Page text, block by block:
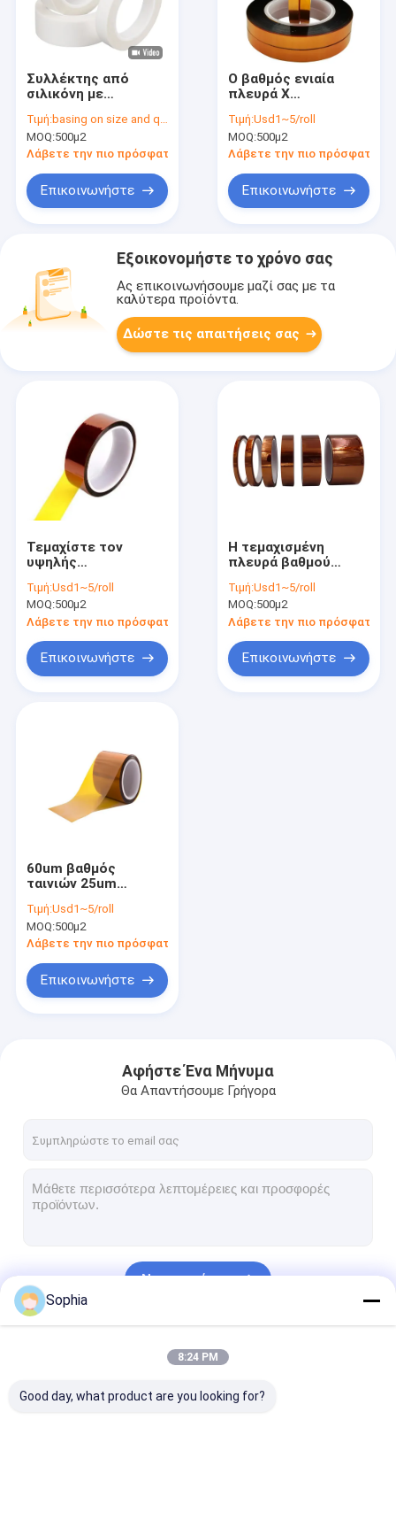
Γύρος εργοστασίων
Συγκολλητική ταινία μόνωσης
Συλλέκτης από
σιλικόνη με
από γυάλινο ύφασμα
Τιμή:basing on size and quantity
MOQ:500μ2
Λάβετε την πιο πρόσφατη τιμή
Επικοινωνήστε
Ο βαθμός ενιαία
πλευρά Χ
ταινιών Polyimide
δεν έντυσε καμία
απελευθέρωση
Τιμή:Usd1~5/roll
MOQ:500μ2
Λάβετε την πιο πρόσφατη
Επικοινωνήστε
Εξοικονομήστε το χρόνο σας
Ας επικοινωνήσουμε μαζί σας με τα
καλύτερα προϊόντα.
Δώστε τις απαιτήσεις σας
Τεμαχίστε τον
υψηλής
ταινιών Χ Polyimide
που η ενιαία πλευρά
δεν έντυσε καμία
απελευθέρωση
Τιμή:Usd1~5/roll
MOQ:500μ2
Λάβετε την πιο πρόσφατη τιμή
Επικοινωνήστε
Η τεμαχισμένη
πλευρά βαθμού
Χ ταινιών Polyimide
ενιαία δεν έντυσε
καμία απελευθέρωση
Τιμή:Usd1~5/roll
MOQ:500μ2
Λάβετε την πιο πρόσφατη
Επικοινωνήστε
60um βαθμός
ταινιών 25um
Polyimide καμία
απελευθέρωση
Τιμή:Usd1~5/roll
MOQ:500μ2
Λάβετε την πιο πρόσφατη τιμή
Επικοινωνήστε
Αφήστε Ένα Μήνυμα
Θα Απαντήσουμε Γρήγορα
Να συνεχίσει
Sophia
8:24 PM
Good day, what product are you looking for?